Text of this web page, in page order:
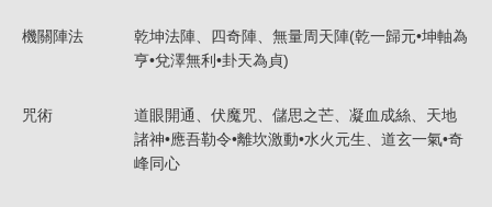
機關陣法
乾坤法陣、四奇陣、無量周天陣(乾一歸元•坤軸為
亨•兌澤無利•卦天為貞)
咒術
道眼開通、伏魔咒、儲思之芒、凝血成絲、天地
諸神•應吾勒令•離坎激動•水火元生、道玄一氣•奇
峰同心